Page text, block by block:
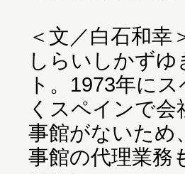
＜文／白石和幸
しらいしかず
ト。1973年に
くスペインで
事館がないため
事館の代理業務